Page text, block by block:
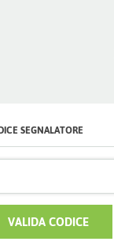
SEGNALATORE
VALIDA CODICE